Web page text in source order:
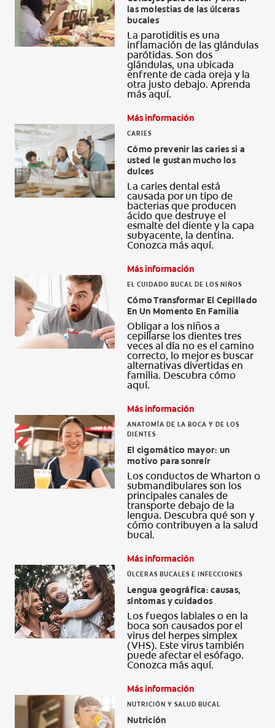
CHEQUEO DE SALUD BUCAL
CORRESPONDENCIA DE PRODUCTOS
PARA PROFESIONALES
MX (ES)
SUSCRÍBASE
las molestias de las úlceras
bucales
La parotiditis es una
inflamación de las glándulas
parótidas. Son dos
glándulas, una ubicada
enfrente de cada oreja y la
otra justo debajo. Aprenda
más aquí.
Más información
CARIES
Cómo prevenir las caries si a
usted le gustan mucho los
dulces
La caries dental está
causada por un tipo de
bacterias que producen
ácido que destruye el
esmalte del diente y la capa
subyacente, la dentina.
Conozca más aquí.
Más información
EL CUIDADO BUCAL DE LOS NIÑOS
Cómo Transformar El Cepillado
En Un Momento En Familia
Obligar a los niños a
cepillarse los dientes tres
veces al día no es el camino
correcto, lo mejor es buscar
alternativas divertidas en
familia. Descubra cómo
aquí.
Más información
ANATOMÍA DE LA BOCA Y DE LOS
DIENTES
El cigomático mayor: un
motivo para sonreír
Los conductos de Wharton o
submandibulares son los
principales canales de
transporte debajo de la
lengua. Descubra qué son y
cómo contribuyen a la salud
bucal.
Más información
ÚLCERAS BUCALES E INFECCIONES
Lengua geográfica: causas,
síntomas y cuidados
Los fuegos labiales o en la
boca son causados por el
virus del herpes simplex
(VHS). Este virus también
puede afectar el esófago.
Conozca más aquí.
Más información
NUTRICIÓN Y SALUD BUCAL
Nutrición